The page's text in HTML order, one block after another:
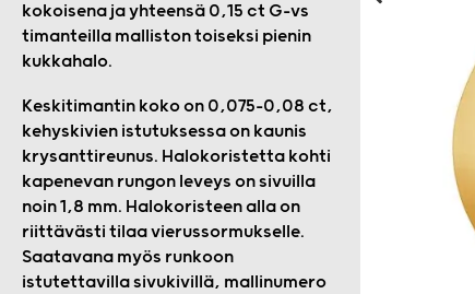
kokoisena ja yhteensä 0,15 ct G-vs
timanteilla malliston toiseksi pienin
kukkahalo.
Keskitimantin koko on 0,075–0,08 ct,
kehyskivien istutuksessa on kaunis
krysanttireunus. Halokoristetta kohti
kapenevan rungon leveys on sivuilla
noin 1,8 mm. Halokoristeen alla on
riittävästi tilaa vierussormukselle.
Saatavana myös runkoon
istutettavilla sivukivillä, mallinumero